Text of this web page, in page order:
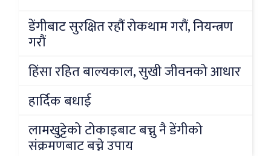
डेंगीबाट सुरक्षित रहौं रोकथाम गरौं, नियन्त्रण
गरौं
हिंसा रहित बाल्यकाल, सुखी जीवनको आधार
हार्दिक बधाई
लामखुट्टेको टोकाइबाट बच्नु नै डेंगीको
संक्रमणबाट बच्ने उपाय